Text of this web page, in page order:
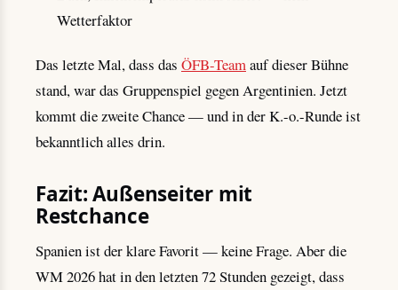
Wetterfaktor
Das letzte Mal, dass das ÖFB-Teamauf dieser Bühne
stand, war das Gruppenspiel gegen Argentinien. Jetzt
kommt die zweite Chance — und in der K.-o.-Runde ist
bekanntlich alles drin.
Fazit: Außenseiter mit
Restchance
Spanien ist der klare Favorit — keine Frage. Aber die
WM 2026 hat in den letzten 72 Stunden gezeigt, dass